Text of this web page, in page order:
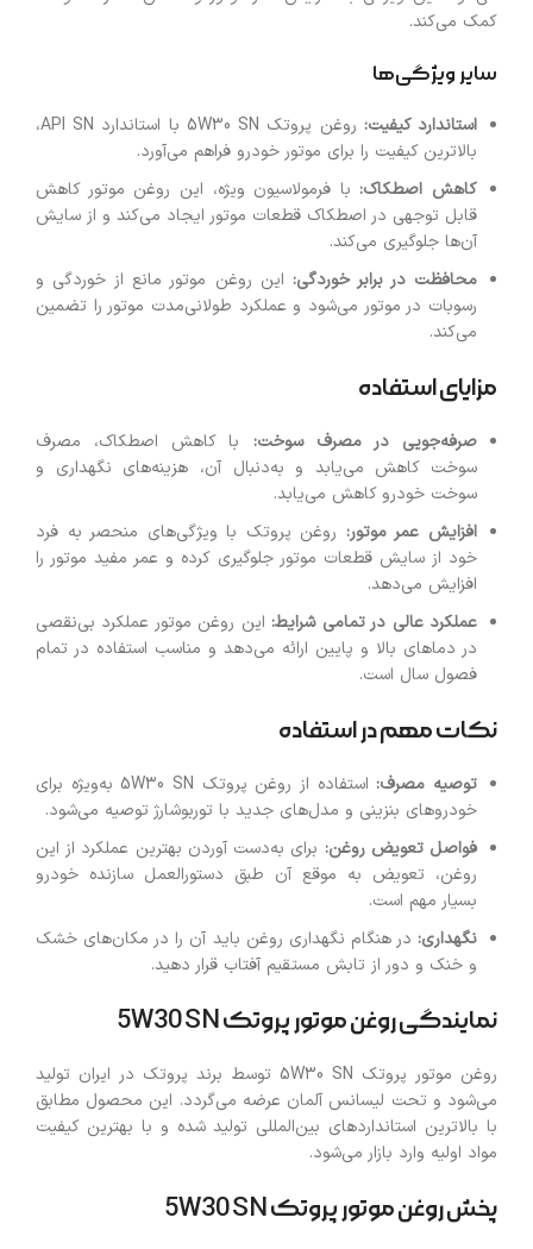
کمک می‌کند.
سایر ویژگی‌ها
استاندارد کیفیت:
روغن پروتک 5W30 SN با استاندارد API SN،
بالاترین کیفیت را برای موتور خودرو فراهم می‌آورد.
کاهش اصطکاک: با فرمولاسیون ویژه، این روغن موتور کاهش
قابل توجهی در اصطکاک قطعات موتور ایجاد می‌کند و از سایش
آن‌ها جلوگیری می‌کند.
محافظت در برابر خوردگی: این روغن موتور مانع از خوردگی و
رسوبات در موتور می‌شود و عملکرد طولانی‌مدت موتور را تضمین
می‌کند.
مزایای استفاده
صرفه‌جویی در مصرف سوخت: با کاهش اصطکاک، مصرف
سوخت کاهش می‌یابد و به‌دنبال آن، هزینه‌های نگهداری و
سوخت خودرو کاهش می‌یابد.
افزایش عمر موتور: روغن پروتک با ویژگی‌های منحصر به فرد
خود از سایش قطعات موتور جلوگیری کرده و عمر مفید موتور را
افزایش می‌دهد.
عملکرد عالی در تمامی شرایط: این روغن موتور عملکرد بی‌نقصی
در دماهای بالا و پایین ارائه می‌دهد و مناسب استفاده در تمام
فصول سال است.
نکات مهم در استفاده
توصیه مصرف:
استفاده از روغن پروتک 5W30 SN به‌ویژه برای
خودروهای بنزینی و مدل‌های جدید با توربوشارژ توصیه می‌شود.
فواصل تعویض روغن: برای به‌دست آوردن بهترین عملکرد از این
روغن، تعویض به موقع آن طبق دستورالعمل سازنده خودرو
بسیار مهم است.
نگهداری: در هنگام نگهداری روغن باید آن را در مکان‌های خشک
و خنک و دور از تابش مستقیم آفتاب قرار دهید.
نمایندگی روغن موتور پروتک 5W30 SN
روغن موتور پروتک 5W30 SN توسط برند پروتک در ایران تولید
می‌شود و تحت لیسانس آلمان عرضه می‌گردد. این محصول مطابق
با بالاترین استانداردهای بین‌المللی تولید شده و با بهترین کیفیت
مواد اولیه وارد بازار می‌شود.
پخش روغن موتور پروتک 5W30 SN